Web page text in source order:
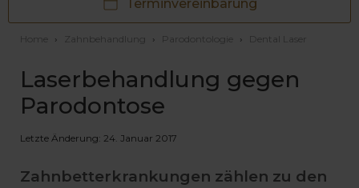
Terminvereinbarung
Home › Zahnbehandlung › Parodontologie › Dental Laser
Laserbehandlung gegen
Parodontose
Letzte Änderung: 24. Januar 2017
Zahnbetterkrankungen zählen zu den